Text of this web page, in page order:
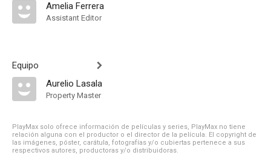
Amelia Ferrera
Assistant Editor
Equipo
Aurelio Lasala
Property Master
PlayMax solo ofrece información de películas y series, PlayMax no tiene
relación alguna con el productor o el director de la película. El copyright de
las imágenes, póster, carátula, fotografías y/o cubiertas pertenece a sus
respectivos autores, productoras y/o distribuidoras.